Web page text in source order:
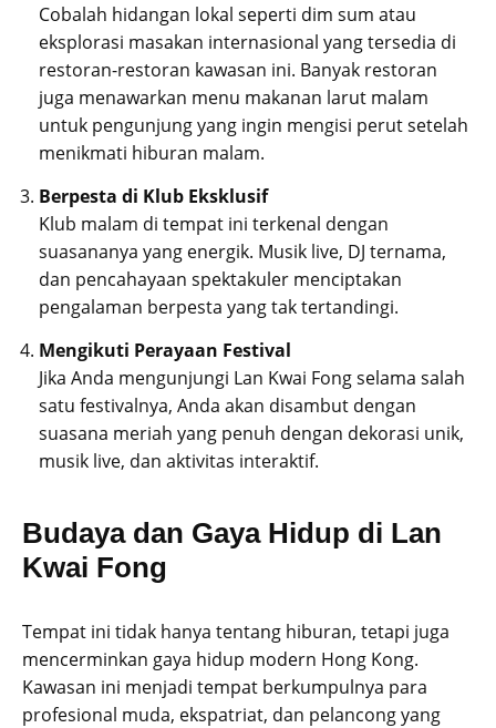
Cobalah hidangan lokal seperti dim sum atau
eksplorasi masakan internasional yang tersedia di
restoran-restoran kawasan ini. Banyak restoran
juga menawarkan menu makanan larut malam
untuk pengunjung yang ingin mengisi perut setelah
menikmati hiburan malam.
Berpesta di Klub Eksklusif
Klub malam di tempat ini terkenal dengan
suasananya yang energik. Musik live, DJ ternama,
dan pencahayaan spektakuler menciptakan
pengalaman berpesta yang tak tertandingi.
Mengikuti Perayaan Festival
Jika Anda mengunjungi Lan Kwai Fong selama salah
satu festivalnya, Anda akan disambut dengan
suasana meriah yang penuh dengan dekorasi unik,
musik live, dan aktivitas interaktif.
Budaya dan Gaya Hidup di Lan
Kwai Fong
Tempat ini tidak hanya tentang hiburan, tetapi juga
mencerminkan gaya hidup modern Hong Kong.
Kawasan ini menjadi tempat berkumpulnya para
profesional muda, ekspatriat, dan pelancong yang